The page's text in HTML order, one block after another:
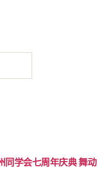
同学会七周年庆典 舞动